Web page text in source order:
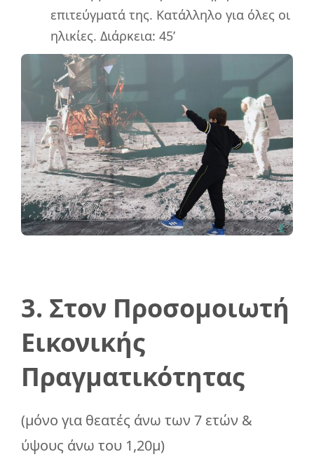
επιτεύγματά της. Κατάλληλο για όλες οι
ηλικίες. Διάρκεια: 45’
3. Στον Προσομοιωτή
Εικονικής
Πραγματικότητας
(μόνο για θεατές άνω των 7 ετών &
ύψους άνω του 1,20μ)